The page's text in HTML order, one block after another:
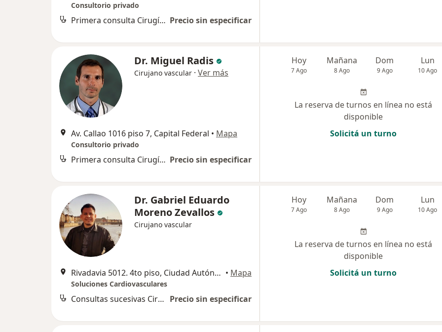
Consultorio privado
Primera consulta Cirugía Vascular Periférica Precio sin especificar
Dr. Miguel Radis
Cirujano vascular · Ver más
Av. Callao 1016 piso 7, Capital Federal • Mapa
Consultorio privado
Primera consulta Cirugía Vascular Periférica Precio sin especificar
Hoy
7 Ago
Mañana
8 Ago
Dom
9 Ago
Lun
10 Ago
La reserva de turnos en línea no está
disponible
Solicitá un turno
Dr. Gabriel Eduardo
Moreno Zevallos
Cirujano vascular
Rivadavia 5012. 4to piso, Ciudad Autónoma de Buenos Aires • Mapa
Soluciones Cardiovasculares
Consultas sucesivas Cirugía Vascular Periférica Precio sin especificar
Hoy
7 Ago
Mañana
8 Ago
Dom
9 Ago
Lun
10 Ago
La reserva de turnos en línea no está
disponible
Solicitá un turno